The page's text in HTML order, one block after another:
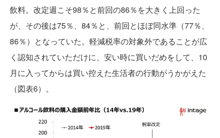
飲料。改定週こそ98％と前回の86％を大きく上回った
が、その後は75％、84％と、前回とほぼ同水準（77％、
86％）となっていた。軽減税率の対象外であることが広
く認知されていただけに、安い時に買いだめをして、10
月に入ってからは買い控えた生活者の行動がうかがえた
（図表6）。